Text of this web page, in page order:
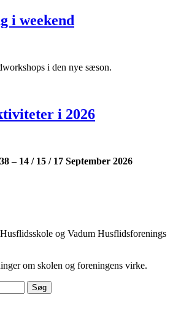
i weekend
i den nye sæson.
i 2026
38 – 14 / 15 / 17 September 2026
og Vadum Husflidsforenings
om skolen og foreningens virke.